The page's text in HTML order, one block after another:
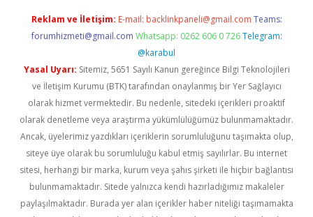
Reklam ve İletişim: E-mail: backlinkpaneli@gmail.com Teams:
forumhizmeti@gmail.com Whatsapp: 0262 606 0 726 Telegram:
@karabul
Yasal Uyarı: Sitemiz, 5651 Sayılı Kanun gereğince Bilgi Teknolojileri
ve İletişim Kurumu (BTK) tarafından onaylanmış bir Yer Sağlayıcı
olarak hizmet vermektedir. Bu nedenle, sitedeki içerikleri proaktif
olarak denetleme veya araştırma yükümlülüğümüz bulunmamaktadır.
Ancak, üyelerimiz yazdıkları içeriklerin sorumluluğunu taşımakta olup,
siteye üye olarak bu sorumluluğu kabul etmiş sayılırlar. Bu internet
sitesi, herhangi bir marka, kurum veya şahıs şirketi ile hiçbir bağlantısı
bulunmamaktadır. Sitede yalnızca kendi hazırladığımız makaleler
paylaşılmaktadır. Burada yer alan içerikler haber niteliği taşımamakta